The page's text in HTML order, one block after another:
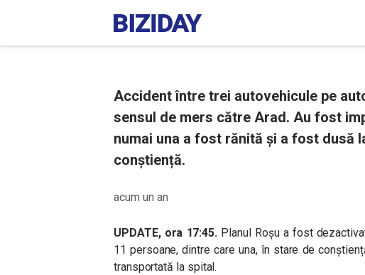
Accident între trei autovehicule pe
sensul de mers către Arad. Au fost
numai una a fost rănită și a fost dusă
conștiență.
acum un an
UPDATE, ora 17:45. Planul Roșu a fost
11 persoane, dintre care una, în stare de
transportată la spital.